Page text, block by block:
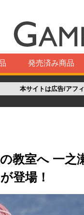
発売済み商品
本サイトは広告/アフ
教室へ 一之
登場！